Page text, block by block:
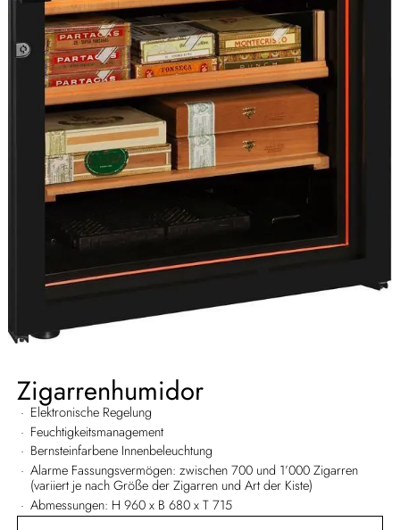
Zigarrenhumidor
Elektronische Regelung
Feuchtigkeitsmanagement
Bernsteinfarbene Innenbeleuchtung
Alarme Fassungsvermögen: zwischen 700 und 1’000 Zigarren
(variiert je nach Größe der Zigarren und Art der Kiste)
Abmessungen: H 960 x B 680 x T 715